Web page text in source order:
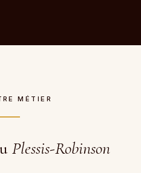
MÉTIER
Plessis-Robinson